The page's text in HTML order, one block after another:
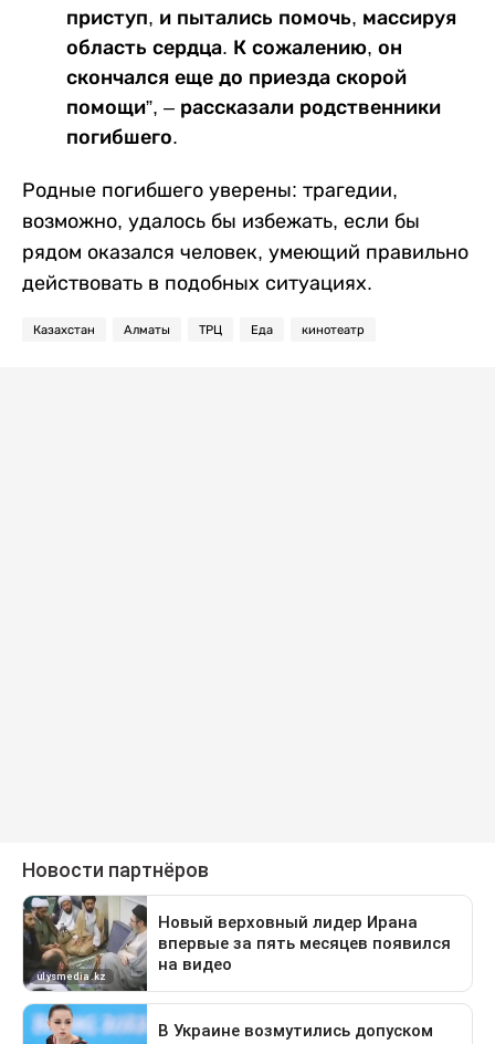
приступ, и пытались помочь, массируя
область сердца. К сожалению, он
скончался еще до приезда скорой
помощи”, – рассказали родственники
погибшего.
Родные погибшего уверены: трагедии,
возможно, удалось бы избежать, если бы
рядом оказался человек, умеющий правильно
действовать в подобных ситуациях.
Казахстан Алматы ТРЦ Еда кинотеатр